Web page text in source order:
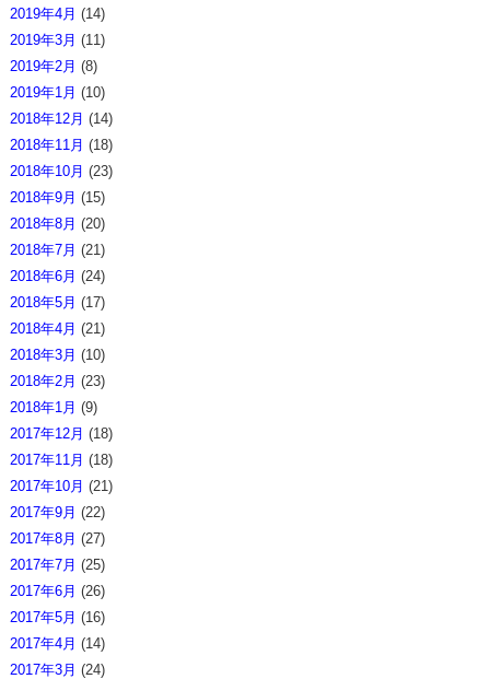
2019年4月 (14)
2019年3月 (11)
2019年2月 (8)
2019年1月 (10)
2018年12月 (14)
2018年11月 (18)
2018年10月 (23)
2018年9月 (15)
2018年8月 (20)
2018年7月 (21)
2018年6月 (24)
2018年5月 (17)
2018年4月 (21)
2018年3月 (10)
2018年2月 (23)
2018年1月 (9)
2017年12月 (18)
2017年11月 (18)
2017年10月 (21)
2017年9月 (22)
2017年8月 (27)
2017年7月 (25)
2017年6月 (26)
2017年5月 (16)
2017年4月 (14)
2017年3月 (24)